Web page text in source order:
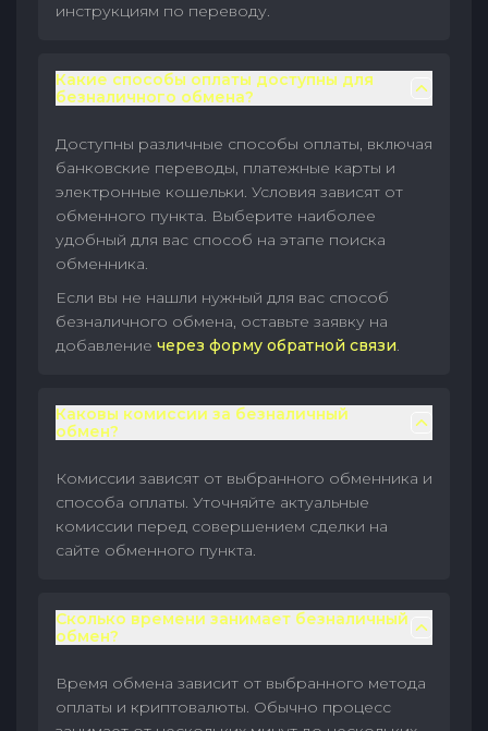
инструкциям по переводу.
Какие способы оплаты доступны для
безналичного обмена?
Доступны различные способы оплаты, включая
банковские переводы, платежные карты и
электронные кошельки. Условия зависят от
обменного пункта. Выберите наиболее
удобный для вас способ на этапе поиска
обменника.
Если вы не нашли нужный для вас способ
безналичного обмена, оставьте заявку на
добавление через форму обратной связи.
Каковы комиссии за безналичный
обмен?
Комиссии зависят от выбранного обменника и
способа оплаты. Уточняйте актуальные
комиссии перед совершением сделки на
сайте обменного пункта.
Сколько времени занимает безналичный
обмен?
Время обмена зависит от выбранного метода
оплаты и криптовалюты. Обычно процесс